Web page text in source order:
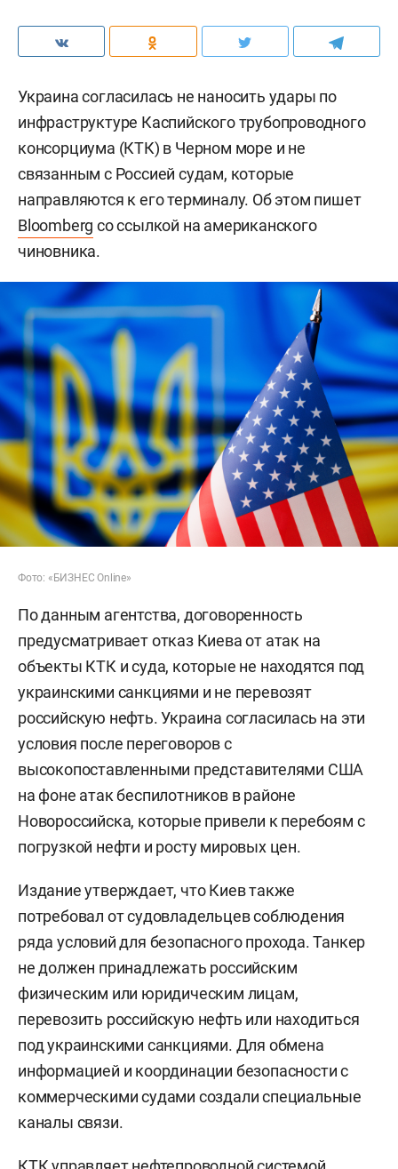
Украина согласилась не наносить удары по
инфраструктуре Каспийского трубопроводного
консорциума (КТК) в Черном море и не
связанным с Россией судам, которые
направляются к его терминалу. Об этом пишет
Bloomberg со ссылкой на американского
чиновника.
Фото: «БИЗНЕС Online»
По данным агентства, договоренность
предусматривает отказ Киева от атак на
объекты КТК и суда, которые не находятся под
украинскими санкциями и не перевозят
российскую нефть. Украина согласилась на эти
условия после переговоров с
высокопоставленными представителями США
на фоне атак беспилотников в районе
Новороссийска, которые привели к перебоям с
погрузкой нефти и росту мировых цен.
Издание утверждает, что Киев также
потребовал от судовладельцев соблюдения
ряда условий для безопасного прохода. Танкер
не должен принадлежать российским
физическим или юридическим лицам,
перевозить российскую нефть или находиться
под украинскими санкциями. Для обмена
информацией и координации безопасности с
коммерческими судами создали специальные
каналы связи.